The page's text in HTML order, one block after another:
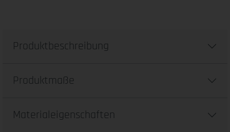
Produktbeschreibung
Produktmaße
Materialeigenschaften